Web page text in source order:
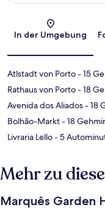
In der Umgebung
Atlstadt von Porto- 15
Rathaus von Porto- 18
Avenida dos Aliados- 18
Bolhão-Markt- 18
Livraria Lello- 5
Mehr zu
Marquês Garden